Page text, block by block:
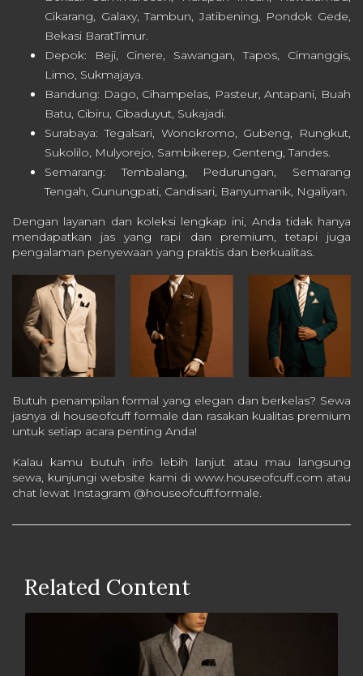
Cikarang, Galaxy, Tambun, Jatibening, Pondok Gede,
Bekasi BaratTimur.
Depok: Beji, Cinere, Sawangan, Tapos, Cimanggis,
Limo, Sukmajaya.
Bandung: Dago, Cihampelas, Pasteur, Antapani, Buah
Batu, Cibiru, Cibaduyut, Sukajadi.
Surabaya: Tegalsari, Wonokromo, Gubeng, Rungkut,
Sukolilo, Mulyorejo, Sambikerep, Genteng, Tandes.
Semarang: Tembalang, Pedurungan, Semarang
Tengah, Gunungpati, Candisari, Banyumanik, Ngaliyan.
Dengan layanan dan koleksi lengkap ini, Anda tidak hanya
mendapatkan jas yang rapi dan premium, tetapi juga
pengalaman penyewaan yang praktis dan berkualitas.
Butuh penampilan formal yang elegan dan berkelas? Sewa
jasnya di houseofcuff formale dan rasakan kualitas premium
untuk setiap acara penting Anda!
Kalau kamu butuh info lebih lanjut atau mau langsung
sewa, kunjungi website kami di www.houseofcuff.com atau
chat lewat Instagram @houseofcuff.formale.
Related Content